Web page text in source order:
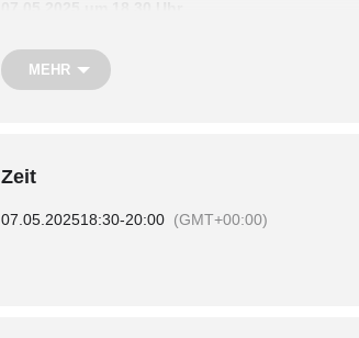
Wir freuen uns über zahlreiche Besucher*innen zu
MEHR
Zeit
07.05.202518:30-20:00 (GMT+00:00)